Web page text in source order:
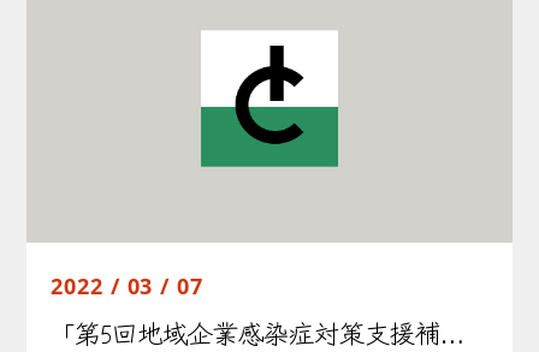
2022 / 03 / 07
「第5回地域企業感染症対策支援補助金」公募期間の再延長について 